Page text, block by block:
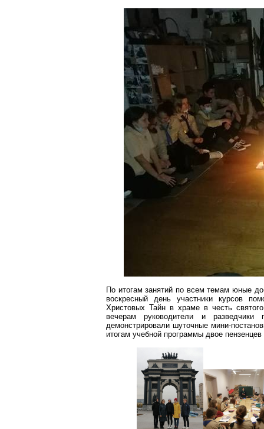
По итогам занятий по всем темам юные
воскресный день участники курсов
Христовых Тайн в храме в честь
вечерам руководители и
демонстрировали шуточные мини-
итогам учебной программы двое пензенцев